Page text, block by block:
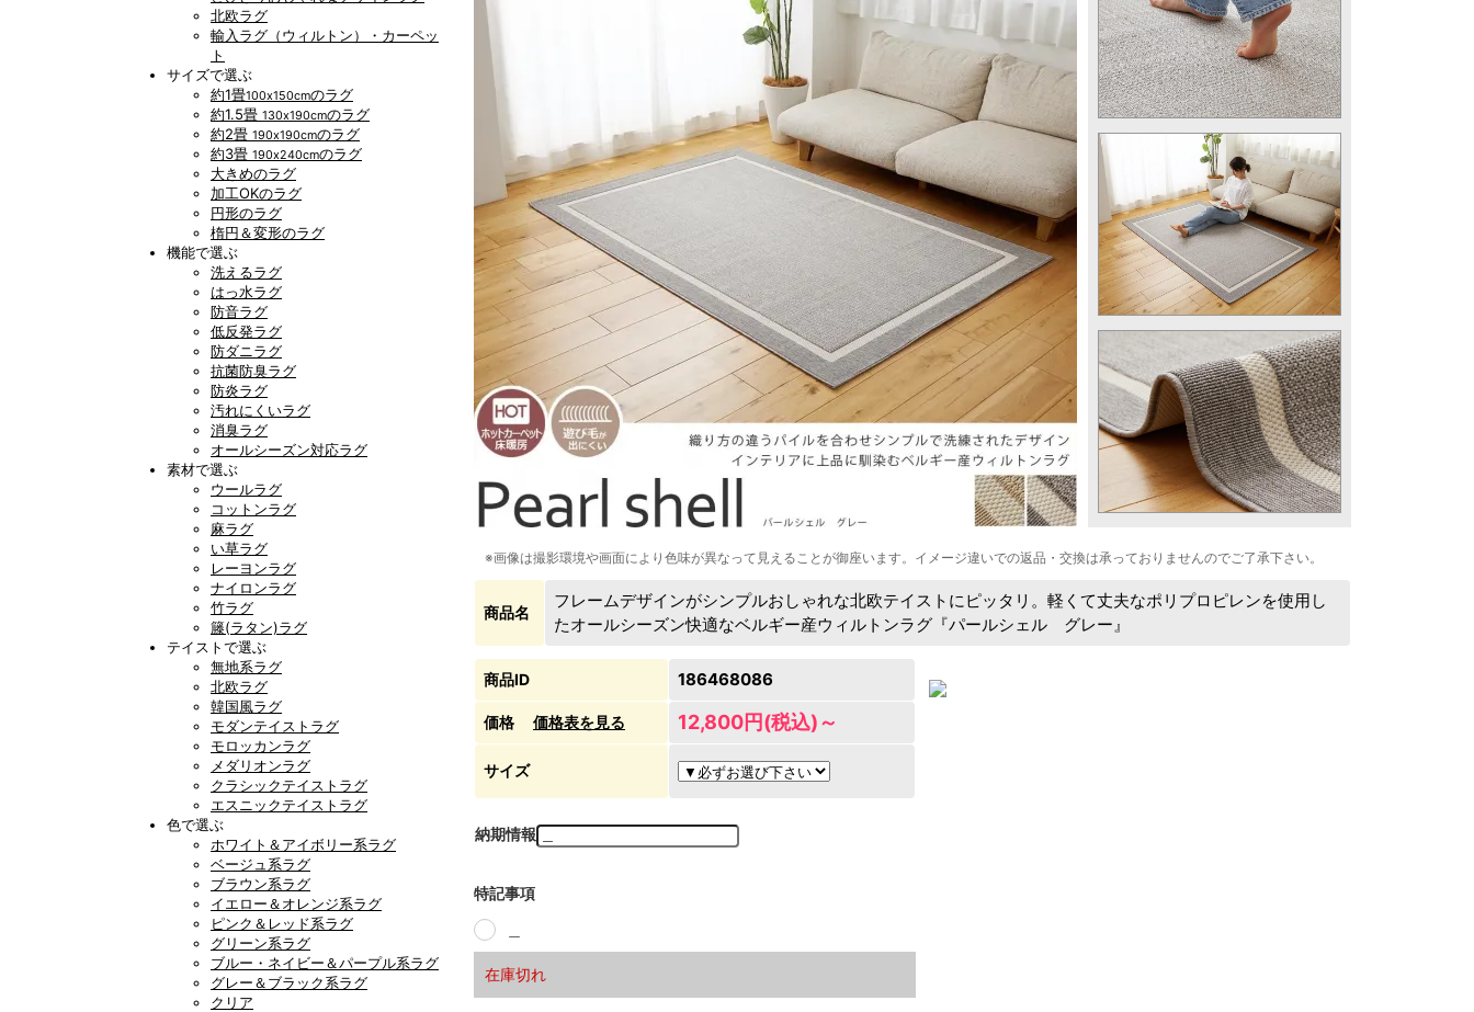
北欧ラグ
輸入ラグ（ウィルトン）・カーペッ
ト
サイズで選ぶ
約1畳100x150cmのラグ
約1.5畳 130x190cmのラグ
約2畳 190x190cmのラグ
約3畳 190x240cmのラグ
大きめのラグ
加工OKのラグ
円形のラグ
楕円＆変形のラグ
機能で選ぶ
洗えるラグ
はっ水ラグ
防音ラグ
低反発ラグ
防ダニラグ
抗菌防臭ラグ
防炎ラグ
汚れにくいラグ
消臭ラグ
オールシーズン対応ラグ
素材で選ぶ
ウールラグ
コットンラグ
麻ラグ
い草ラグ
レーヨンラグ
ナイロンラグ
竹ラグ
籐(ラタン)ラグ
テイストで選ぶ
無地系ラグ
北欧ラグ
韓国風ラグ
モダンテイストラグ
モロッカンラグ
メダリオンラグ
クラシックテイストラグ
エスニックテイストラグ
色で選ぶ
ホワイト＆アイボリー系ラグ
ベージュ系ラグ
ブラウン系ラグ
イエロー＆オレンジ系ラグ
ピンク＆レッド系ラグ
グリーン系ラグ
ブルー・ネイビー＆パープル系ラグ
グレー＆ブラック系ラグ
クリア
※画像は撮影環境や画面により色味が異なって見えることが御座います。イメージ違いでの返品・交換は承っておりませんのでご了承下さい。
商品名
フレームデザインがシンプルおしゃれな北欧テイストにピッタリ。軽くて丈夫なポリプロピレンを使用し
たオールシーズン快適なベルギー産ウィルトンラグ『パールシェル グレー』
商品ID 186468086
価格 価格表を見る 12,800円(税込)～
サイズ
納期情報
特記事項
在庫切れ